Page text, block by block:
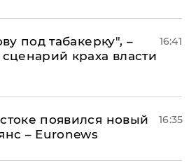
под табакерку", –
краха власти
16:41
появился новый
– Euronews
16:35